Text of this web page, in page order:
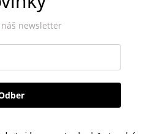
newsletter